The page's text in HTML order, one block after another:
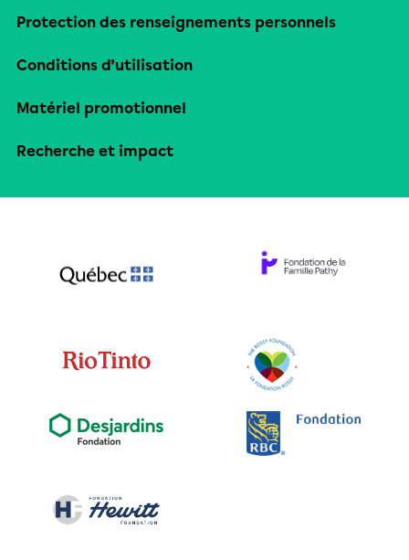
Protection des renseignements personnels
Conditions d’utilisation
Matériel promotionnel
Recherche et impact